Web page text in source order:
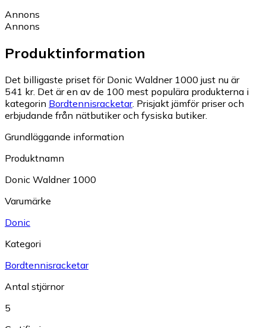
Annons
Annons
Produktinformation
Det billigaste priset för Donic Waldner 1000 just nu är
541 kr. Det är en av de 100 mest populära produkterna i
kategorin Bordtennisracketar. Prisjakt jämför priser och
erbjudande från nätbutiker och fysiska butiker.
Grundläggande information
Produktnamn
Donic Waldner 1000
Varumärke
Donic
Kategori
Bordtennisracketar
Antal stjärnor
5